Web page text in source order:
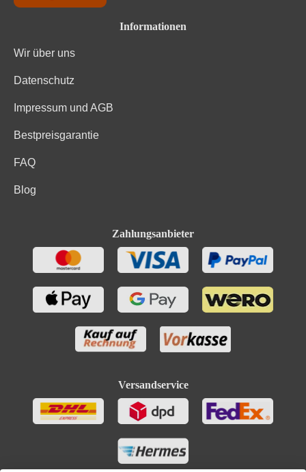
Informationen
Wir über uns
Datenschutz
Impressum und AGB
Bestpreisgarantie
FAQ
Blog
Zahlungsanbieter
Versandservice